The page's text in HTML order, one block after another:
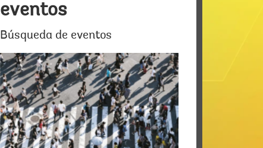
eventos
Búsqueda de eventos